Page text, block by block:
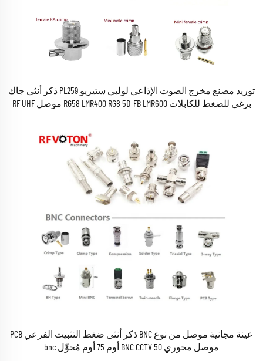
توريد مصنع مخرج الصوت الإذاعي لولبي ستيريو PL259 ذكر أنثى جاك
برغي للضغط للكابلات RG58 LMR400 RG8 5D-FB LMR600 موصل RF UHF
عينة مجانية موصل من نوع BNC ذكر أنثى ضغط التثبيت الفرعي PCB
موصل محوري BNC CCTV 50 أوم 75 أوم مُحوِّل bnc